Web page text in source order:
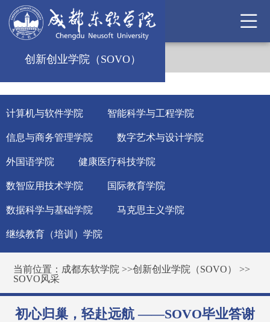
创新创业学院（SOVO）
计算机与软件学院 智能科学与工程学院
信息与商务管理学院 数字艺术与设计学院
外国语学院 健康医疗科技学院
数智应用技术学院 国际教育学院
数据科学与基础学院 马克思主义学院
继续教育（培训）学院
当前位置： 成都东软学院 >>创新创业学院（SOVO）
>>
SOVO风采
初心归巢，轻赴远航 ——SOVO毕业答谢